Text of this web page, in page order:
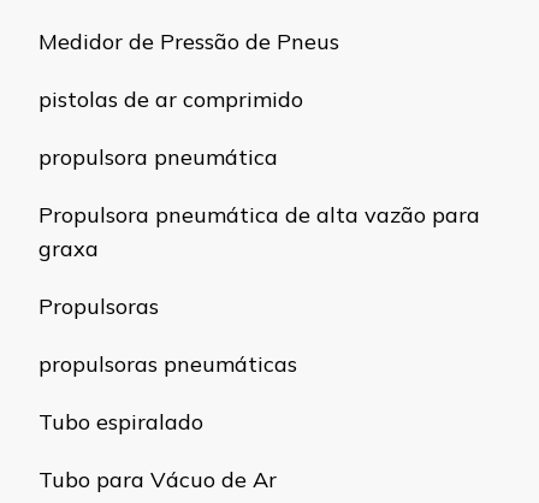
Medidor de Pressão de Pneus
pistolas de ar comprimido
propulsora pneumática
Propulsora pneumática de alta vazão para
graxa
Propulsoras
propulsoras pneumáticas
Tubo espiralado
Tubo para Vácuo de Ar